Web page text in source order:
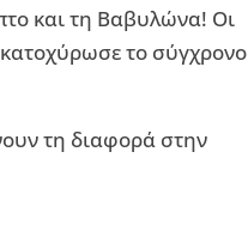
και τη Βαβυλώνα! Οι
το σύγχρονο
τη διαφορά στην